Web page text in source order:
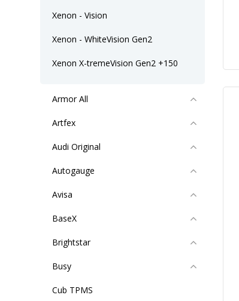
Xenon - Vision
Xenon - WhiteVision Gen2
Xenon X-tremeVision Gen2 +150
Armor All
Artfex
Audi Original
Autogauge
Avisa
BaseX
Brightstar
Busy
Cub TPMS